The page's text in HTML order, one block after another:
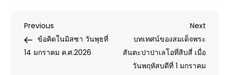
Post
navigation
Previous
Post
Previous
ข้อคิดในมิสซา วันพุธที่
14 มกราคม ค.ศ.2026
Next
Post
Next
บทเทศน์ของสมเด็จพระ
สันตะปาปาเลโอที่สิบสี่ เมื่อ
วันพฤหัสบดีที่ 1 มกราคม